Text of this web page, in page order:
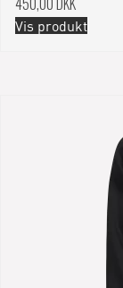
Vis produkt